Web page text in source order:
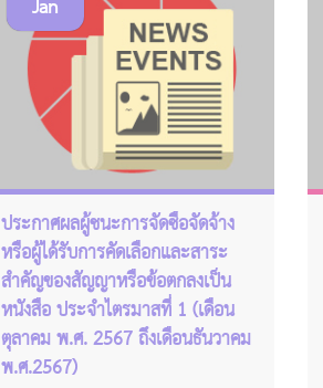
Jan
ประกาศผลผู้ชนะการจัดซื้อจัดจ้าง
หรือผู้ได้รับการคัดเลือกและสาระ
สำคัญของสัญญาหรือข้อตกลงเป็น
หนังสือ ประจำไตรมาสที่ 1 (เดือน
ตุลาคม พ.ศ. 2567 ถึงเดือนธันวาคม
พ.ศ.2567)